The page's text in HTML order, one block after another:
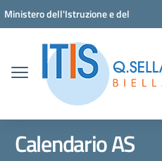
Vai ai contenuti
Vai al menu di navigazione
Vai al footer
Ministero dell'Istruzione e del
Calendario AS